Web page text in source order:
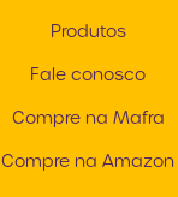
Produtos
Fale conosco
Compre na Mafra
Compre na Amazon